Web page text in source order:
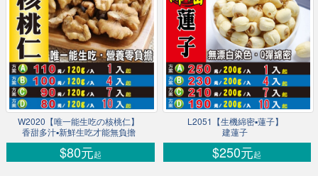
W2020【唯一能生吃の核桃仁】
香甜多汁▪新鮮生吃才能無負擔
$80元起
L2051【生機綿密▪蓮子】
建蓮子
$250元起